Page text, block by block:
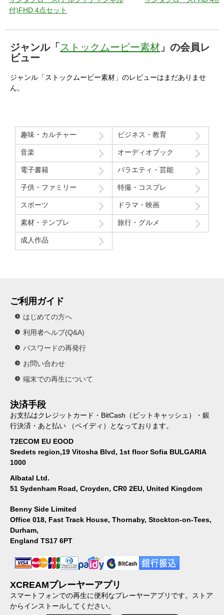
付)FHD 4点セット
ジャンル「 ストックムービー素材 」の会員レ
ビュー
ジャンル「ストックムービー素材」のレビューはまだありませ
ん。
趣味・カルチャー ビジネス・教育
音楽 オーディオブック
電子書籍 バラエティ・芸能
子供・ファミリー 特撮・コスプレ
スポーツ ドラマ・映画
素材・テンプレ 旅行・グルメ
成人作品
ご利用ガイド
はじめての方へ
利用者ヘルプ(Q&A)
パスワードの再発行
お問い合わせ
端末での再生について
決済手段
お支払はクレジットカード・BitCash（ビットキャッシュ）・銀
行決済・あと払い （ペイディ）となっております。
T2ECOM EU EOOD
Sredets region,19 Vitosha Blvd, 1st floor Sofia BULGARIA
1000
Albatal Ltd.
51 Sydenham Road, Croyden, CR0 2EU, United Kingdom
Benny Side Limited
Office 018, Fast Track House, Thornaby, Stockton-on-Tees,
Durham,
England TS17 6PT
XCREAMプレーヤーアプリ
スマートフォンでの再生に便利なプレーヤーアプリです。ストア
からインストールしてください。